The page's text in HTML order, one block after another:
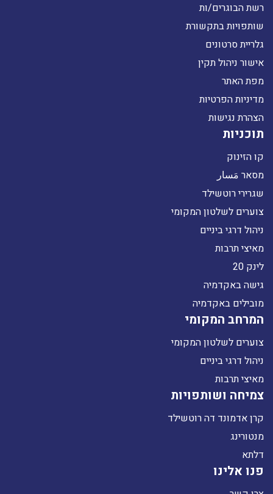
רשת הבוגרים/ות
שותפויות בתקשורת
גלריית סרטונים
אישור ניהול תקין
מפת האתר
מדיניות הפרטיות
הצהרת נגישות
תוכניות
קו הזינוק
מסאר مَسار
שגרירי רוטשילד
צוערים לשלטון המקומי
ניהול דרגי ביניים
מאיצי תרבות
לינק 20
גישה באקדמיה
מובילים באקדמיה
המרחב המקומי
צוערים לשלטון המקומי
ניהול דרגי ביניים
מאיצי תרבות
צמיחה ושותפויות
קרן אדמונד דה רוטשילד
מנטורינג
דלתא
פנו אלינו